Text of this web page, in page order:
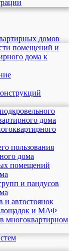
домов
помещений и
дома к
дома
пользования
дома
помещений
и пандусов
и автостоянок
и МАФ
многоквартирном